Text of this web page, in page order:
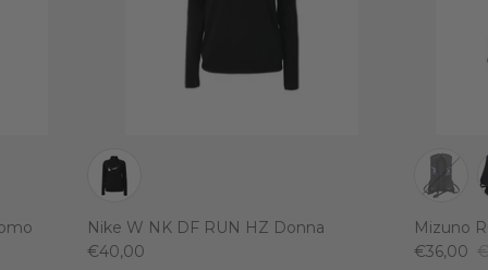
Nike W NK DF RUN HZ Donna
€40,00
Mizuno
€36,00